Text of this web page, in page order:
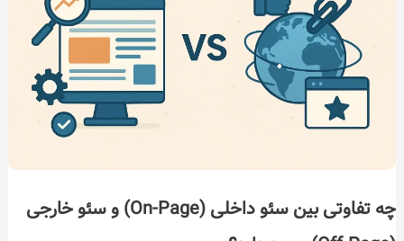
چه تفاوتی بین سئو داخلی (On-Page) و سئو خارجی